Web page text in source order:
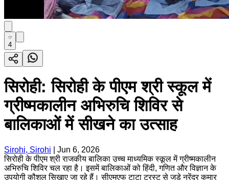
4
सिरोही: सिरोही के पीएम श्री स्कूल में
ग्रीष्मकालीन अभिरुचि शिविर से
बालिकाओं में सीखने का उत्साह
Sirohi, Sirohi
Jun 6, 2026
सिरोही के पीएम श्री राजकीय बालिका उच्च माध्यमिक स्कूल में ग्रीष्मकालीन
अभिरुचि शिविर चल रहा है। इसमें बालिकाओं को हिंदी, गणित और विज्ञान के
उपयोगी कौशल सिखाए जा रहे हैं। सीएमएफ टाटा ट्रस्ट से जुड़े नरेंद्र कुमार